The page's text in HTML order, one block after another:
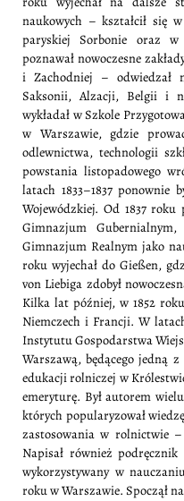
naukowych – kształcił się
paryskiej Sorbonie oraz w
poznawał nowoczesne
i Zachodniej –
Saksonii, Alzacji, Belgii i
wykładał w Szkole
w Warszawie, gdzie
odlewnictwa, technologii
powstania listopadowego
latach 1833–1837 ponownie
Wojewódzkiej. Od 1837
Gimnazjum
Gimnazjum Realnym jako
roku wyjechał do Gießen,
von Liebiga zdobył
Kilka lat później, w 1852
Niemczech i Francji. W
Instytutu Gospodarstwa
Warszawą, będącego jedną
edukacji rolniczej w
emeryturę. Był autorem
których popularyzował
zastosowania w rolnictwie
Napisał również podręcznik
wykorzystywany w
roku w Warszawie. Spoczął